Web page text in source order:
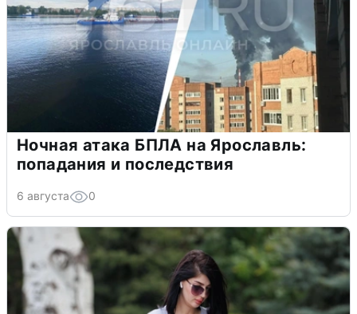
Ночная атака БПЛА на Ярославль:
попадания и последствия
6 августа 0